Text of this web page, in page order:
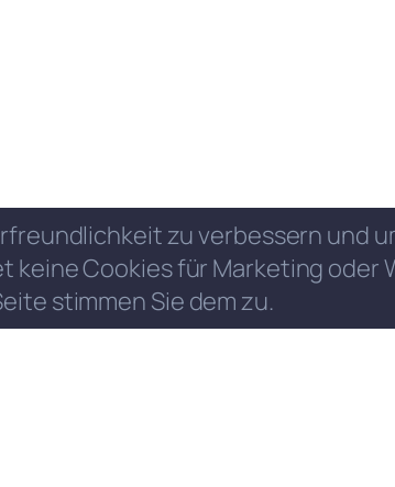
zu verbessern und
Cookies für Marketing oder
stimmen Sie dem zu.